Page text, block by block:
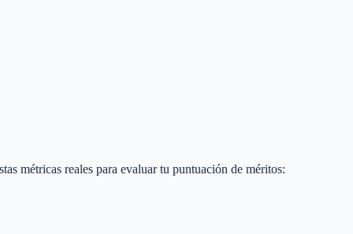
métricas reales para evaluar tu puntuación de méritos: